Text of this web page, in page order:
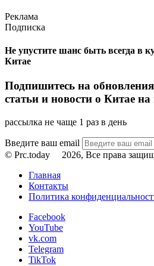
Реклама
Подписка
Не упустите шанс быть всегда в
Китае
Подпишитесь на
статьи и новости о Китае на
рассылка не чаще 1 раз в день
Введите ваш email
© Prc.today
2026, Все права
Главная
Контакты
Политика
Facebook
YouTube
vk.com
Telegram
TikTok